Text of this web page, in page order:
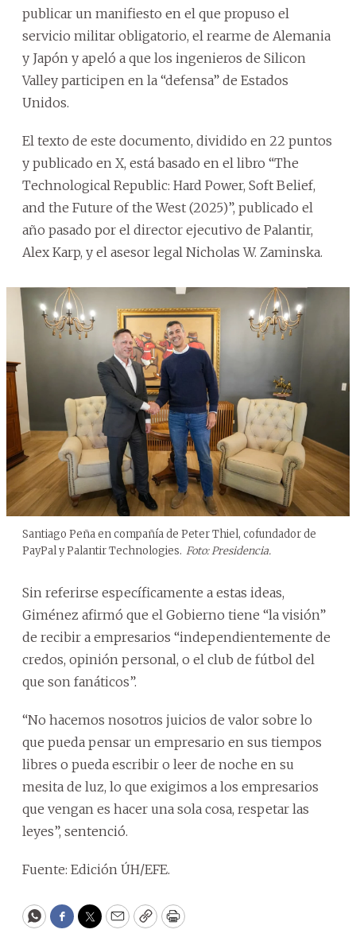
publicar un manifiesto en el que propuso el
servicio militar obligatorio, el rearme de Alemania
y Japón y apeló a que los ingenieros de Silicon
Valley participen en la “defensa” de Estados
Unidos.
El texto de este documento, dividido en 22 puntos
y publicado en X, está basado en el libro “The
Technological Republic: Hard Power, Soft Belief,
and the Future of the West (2025)”, publicado el
año pasado por el director ejecutivo de Palantir,
Alex Karp, y el asesor legal Nicholas W. Zaminska.
Santiago Peña en compañía de Peter Thiel, cofundador de
PayPal y Palantir Technologies. Foto: Presidencia.
Sin referirse específicamente a estas ideas,
Giménez afirmó que el Gobierno tiene “la visión”
de recibir a empresarios “independientemente de
credos, opinión personal, o el club de fútbol del
que son fanáticos”.
“No hacemos nosotros juicios de valor sobre lo
que pueda pensar un empresario en sus tiempos
libres o pueda escribir o leer de noche en su
mesita de luz, lo que exigimos a los empresarios
que vengan es hacer una sola cosa, respetar las
leyes”, sentenció.
Fuente: Edición ÚH/EFE.
WhatsApp
Facebook
Twitter
EmailCopyPrint